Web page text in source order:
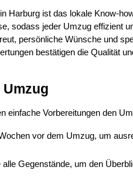
Harburg ist das lokale Know-
sodass jeder Umzug effizient
persönliche Wünsche und
bestätigen die Qualität
einfache Vorbereitungen den
vor dem Umzug, um
Gegenstände, um den